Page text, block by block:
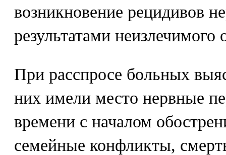
возникновение рецидивов
результатами неизлечимого
При расспросе больных
них имели место нервные
времени с началом
семейные конфликты,